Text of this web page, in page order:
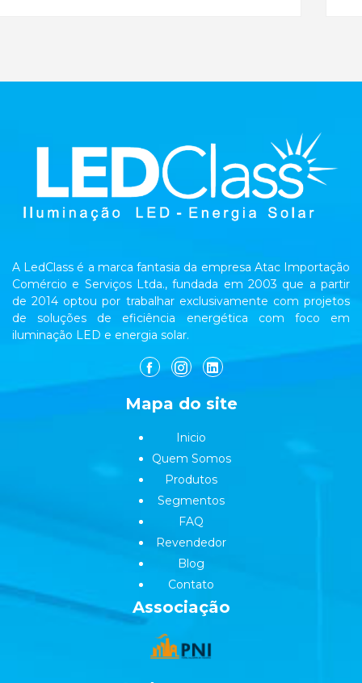
A LedClass é a marca fantasia da empresa Atac Importação
Comércio e Serviços Ltda., fundada em 2003 que a partir
de 2014 optou por trabalhar exclusivamente com projetos
de soluções de eficiência energética com foco em
iluminação LED e energia solar.
Mapa do site
Inicio
Quem Somos
Produtos
Segmentos
FAQ
Revendedor
Blog
Contato
Associação